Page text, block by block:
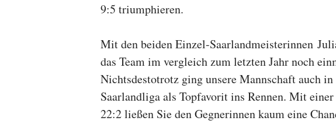
9:5 triumphieren.
Mit den beiden Einzel-Saarlandmeisterinnen
das Team im vergleich zum letzten Jahr noch
Nichtsdestotrotz ging unsere Mannschaft auch
Saarlandliga als Topfavorit ins Rennen. Mit
22:2 ließen Sie den Gegnerinnen kaum eine